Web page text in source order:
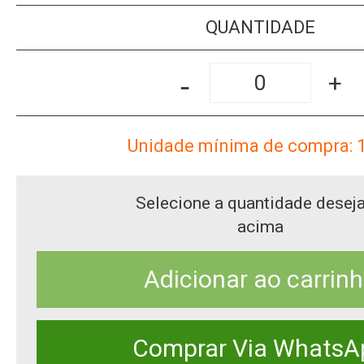
QUANTIDADE
- +
Unidade mínima de compra:
Selecione a quantidade
acima
Adicionar ao
Comprar Via